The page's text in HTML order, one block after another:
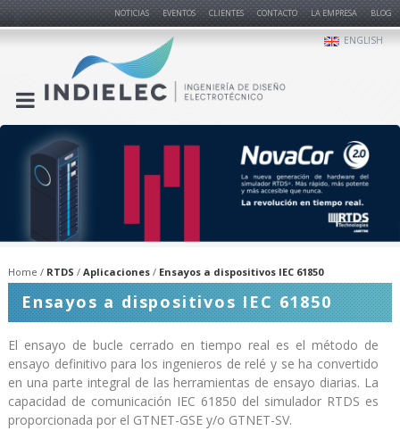
ENGLISH
NOTICIAS EVENTOS CLIENTES CONTACTO LA EMPRESA BLOG
Home RTDS Aplicaciones Ensayos a dispositivos IEC 61850
Ensayos a dispositivos IEC 61850
El ensayo de bucle cerrado en tiempo real es el método de
ensayo definitivo para los ingenieros de relé y se ha convertido
en una parte integral de las herramientas de ensayo diarias. La
capacidad de comunicación IEC 61850 del simulador RTDS es
proporcionada por el GTNET-GSE y/o GTNET-SV.